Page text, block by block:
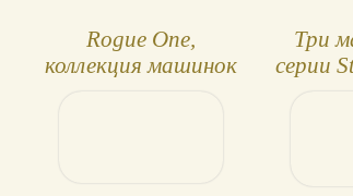
Rogue One,
коллекция машинок
Три
серии